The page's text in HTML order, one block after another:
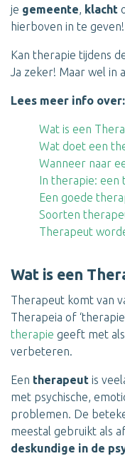
je gemeente, klacht
hierboven in te geven!
Kan therapie tijdens
Ja zeker! Maar wel in
Lees meer info over:
Wat is een
Wat doet een
Wanneer naar
In therapie: een
Een goede
Soorten
Therapeut
Wat is een
Therapeut komt van
Therapeia of
therapie geeft met
verbeteren.
Een therapeut is
met psychische,
problemen. De
meestal gebruikt als
deskundige in de